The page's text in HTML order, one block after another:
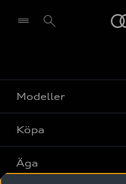
Modeller
Alla modeller
Elbilar
Köpa
Privaterbjudanden
Äga